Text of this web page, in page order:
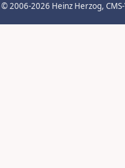
© 2006-2026 Heinz Herzog,